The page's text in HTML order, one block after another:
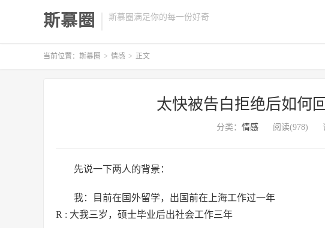
斯慕圈 斯慕圈满足你的每一份好奇
当前位置： 斯慕圈 > 情感 > 正文
太快被告白拒绝后如何
分类： 情感 阅读(978)
先说一下两人的背景：
我：目前在国外留学，出国前在上海工作过一年
R : 大我三岁，硕士毕业后出社会工作三年